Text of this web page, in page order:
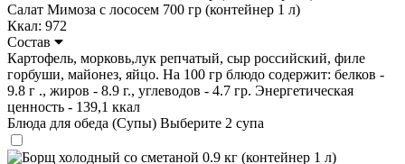
Салат Мимоза с лососем 700 гр (контейнер 1 л)
Ккал: 972
Состав
Картофель, морковь,лук репчатый, сыр российский, филе
горбуши, майонез, яйцо. На 100 гр блюдо содержит: белков -
9.8 г ., жиров - 8.9 г., углеводов - 4.7 гр. Энергетическая
ценность - 139,1 ккал
Блюда для обеда (Супы) Выберите 2 супа